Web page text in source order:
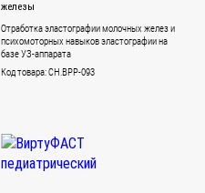
железы
Отработка эластографии молочных желез и
психомоторных навыков эластографии на
базе УЗ-аппарата
Код товара: CH.BPP-093